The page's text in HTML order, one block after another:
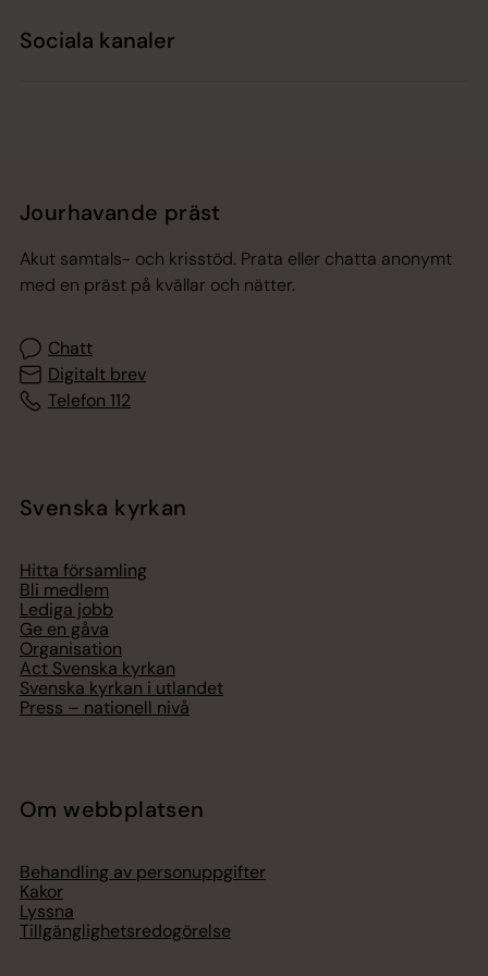
Sociala kanaler
Jourhavande präst
Akut samtals- och krisstöd. Prata eller chatta anonymt
med en präst på kvällar och nätter.
Chatt
Digitalt brev
Telefon 112
Svenska kyrkan
Hitta församling
Bli medlem
Lediga jobb
Ge en gåva
Organisation
Act Svenska kyrkan
Svenska kyrkan i utlandet
Press – nationell nivå
Om webbplatsen
Behandling av personuppgifter
Kakor
Lyssna
Tillgänglighetsredogörelse